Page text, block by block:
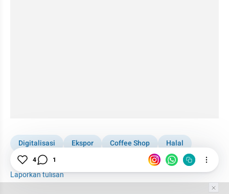
Digitalisasi Ekspor Coffee Shop
Halal
Infrastruktur
Laporkan tulisan
4 1